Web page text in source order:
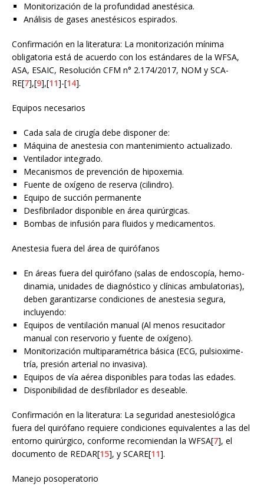
Monitorización de la profundidad anestésica.
Análisis de gases anestésicos espirados.
Confirmación en la literatura: La monitorización mínima
obligatoria está de acuerdo con los estándares de la WFSA,
ASA, ESAIC, Resolución CFM n° 2.174/2017, NOM y SCA-
RE[7],[9],[11]-[14].
Equipos necesarios
Cada sala de cirugía debe disponer de:
Máquina de anestesia con mantenimiento actualizado.
Ventilador integrado.
Mecanismos de prevención de hipoxemia.
Fuente de oxígeno de reserva (cilindro).
Equipo de succión permanente
Desfibrilador disponible en área quirúrgicas.
Bombas de infusión para fluidos y medicamentos.
Anestesia fuera del área de quirófanos
En áreas fuera del quirófano (salas de endoscopía, hemo-
dinamia, unidades de diagnóstico y clínicas ambulatorias),
deben garantizarse condiciones de anestesia segura,
incluyendo:
Equipos de ventilación manual (Al menos resucitador
manual con reservorio y fuente de oxígeno).
Monitorización multiparamétrica básica (ECG, pulsioxime-
tría, presión arterial no invasiva).
Equipos de vía aérea disponibles para todas las edades.
Disponibilidad de desfibrilador es deseable.
Confirmación en la literatura: La seguridad anestesiológica
fuera del quirófano requiere condiciones equivalentes a las del
entorno quirúrgico, conforme recomiendan la WFSA[7], el
documento de REDAR[15], y SCARE[11].
Manejo posoperatorio